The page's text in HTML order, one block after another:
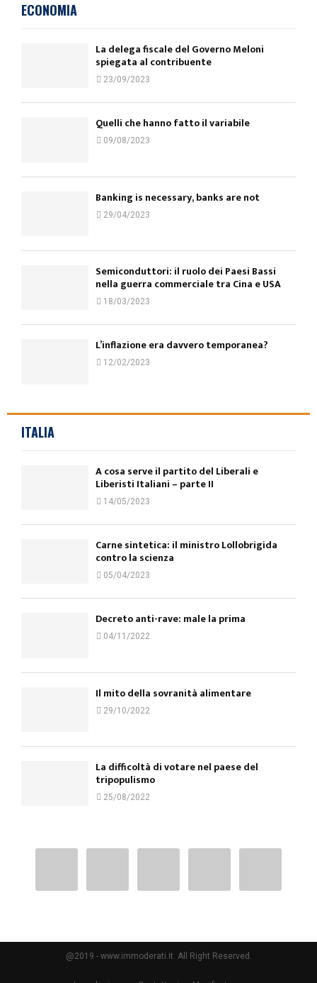
ECONOMIA
La delega fiscale del Governo Meloni
spiegata al contribuente
23/09/2023
Quelli che hanno fatto il variabile
09/08/2023
Banking is necessary, banks are not
29/04/2023
Semiconduttori: il ruolo dei Paesi Bassi
nella guerra commerciale tra Cina e USA
18/03/2023
L’inflazione era davvero temporanea?
12/02/2023
ITALIA
A cosa serve il partito del Liberali e
Liberisti Italiani – parte II
14/05/2023
Carne sintetica: il ministro Lollobrigida
contro la scienza
05/04/2023
Decreto anti-rave: male la prima
04/11/2022
Il mito della sovranità alimentare
29/10/2022
La difficoltà di votare nel paese del
tripopulismo
25/08/2022
@2019 - www.immoderati.it. All Right Reserved.